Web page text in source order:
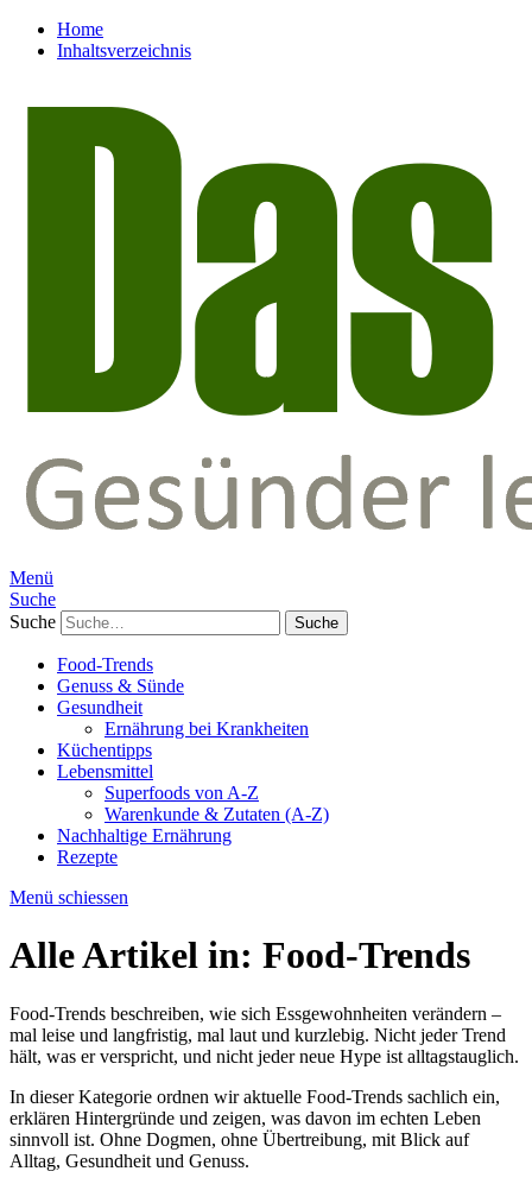
Home
Inhaltsverzeichnis
Menü
Suche
Suche
Food-Trends
Genuss & Sünde
Gesundheit
Ernährung bei Krankheiten
Küchentipps
Lebensmittel
Superfoods von A-Z
Warenkunde & Zutaten (A-Z)
Nachhaltige Ernährung
Rezepte
Menü schiessen
Alle Artikel in: Food-Trends
Food-Trends beschreiben, wie sich Essgewohnheiten verändern –
mal leise und langfristig, mal laut und kurzlebig. Nicht jeder Trend
hält, was er verspricht, und nicht jeder neue Hype ist alltagstauglich.
In dieser Kategorie ordnen wir aktuelle Food-Trends sachlich ein,
erklären Hintergründe und zeigen, was davon im echten Leben
sinnvoll ist. Ohne Dogmen, ohne Übertreibung, mit Blick auf
Alltag, Gesundheit und Genuss.